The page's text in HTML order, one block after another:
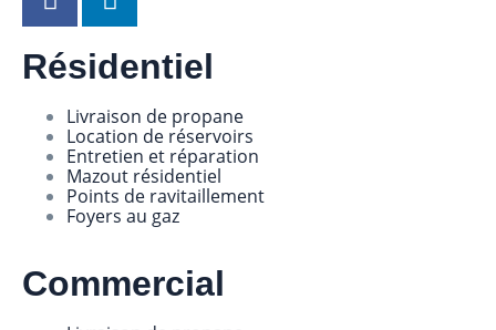
Résidentiel
Livraison de propane
Location de réservoirs
Entretien et réparation
Mazout résidentiel
Points de ravitaillement
Foyers au gaz
Commercial